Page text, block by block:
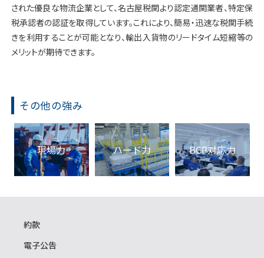
された優良な物流企業として、名古屋税関より認定通関業者、特定保
税承認者の認証を取得しています。これにより、簡易・迅速な税関手続
きを利用することが可能となり、輸出入貨物のリードタイム短縮等の
メリットが期待できます。
その他の強み
現場力 ハード力 BCP対応力
約款
電子公告